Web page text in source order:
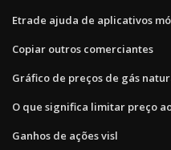
Etrade ajuda de aplicativos
Copiar outros comerciantes
Gráfico de preços de gás
O que significa limitar preço
Ganhos de ações visl